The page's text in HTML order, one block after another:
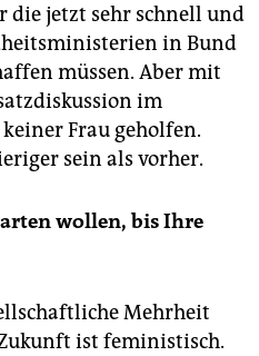
jetzt sehr schnell und
in Bund
müssen. Aber mit
im
Frau geholfen.
sein als vorher.
wollen, bis Ihre
Mehrheit
ist feministisch.